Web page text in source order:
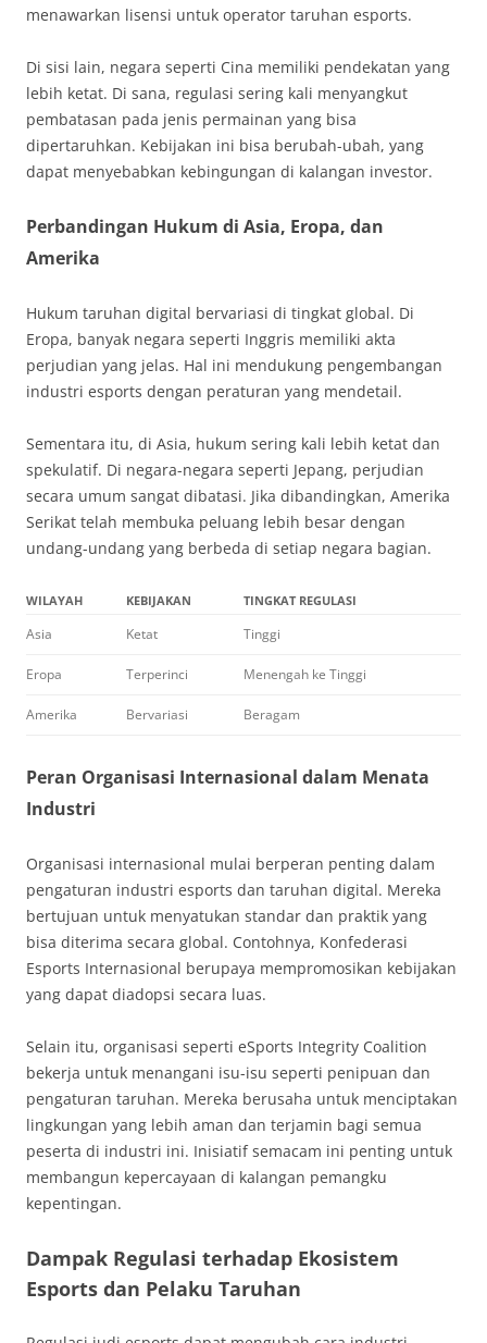
menawarkan lisensi untuk operator taruhan esports.
Di sisi lain, negara seperti Cina memiliki pendekatan yang
lebih ketat. Di sana, regulasi sering kali menyangkut
pembatasan pada jenis permainan yang bisa
dipertaruhkan. Kebijakan ini bisa berubah-ubah, yang
dapat menyebabkan kebingungan di kalangan investor.
Perbandingan Hukum di Asia, Eropa, dan
Amerika
Hukum taruhan digital bervariasi di tingkat global. Di
Eropa, banyak negara seperti Inggris memiliki akta
perjudian yang jelas. Hal ini mendukung pengembangan
industri esports dengan peraturan yang mendetail.
Sementara itu, di Asia, hukum sering kali lebih ketat dan
spekulatif. Di negara-negara seperti Jepang, perjudian
secara umum sangat dibatasi. Jika dibandingkan, Amerika
Serikat telah membuka peluang lebih besar dengan
undang-undang yang berbeda di setiap negara bagian.
WILAYAH KEBIJAKAN TINGKAT REGULASI
Asia Ketat Tinggi
Eropa Terperinci Menengah ke Tinggi
Amerika Bervariasi Beragam
Peran Organisasi Internasional dalam Menata
Industri
Organisasi internasional mulai berperan penting dalam
pengaturan industri esports dan taruhan digital. Mereka
bertujuan untuk menyatukan standar dan praktik yang
bisa diterima secara global. Contohnya, Konfederasi
Esports Internasional berupaya mempromosikan kebijakan
yang dapat diadopsi secara luas.
Selain itu, organisasi seperti eSports Integrity Coalition
bekerja untuk menangani isu-isu seperti penipuan dan
pengaturan taruhan. Mereka berusaha untuk menciptakan
lingkungan yang lebih aman dan terjamin bagi semua
peserta di industri ini. Inisiatif semacam ini penting untuk
membangun kepercayaan di kalangan pemangku
kepentingan.
Dampak Regulasi terhadap Ekosistem
Esports dan Pelaku Taruhan